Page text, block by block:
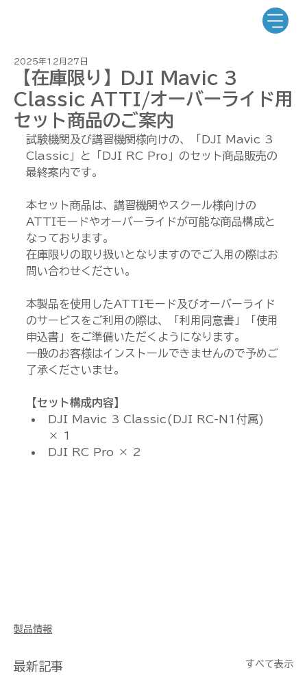
【在庫限り】DJI Mavic 3
Classic ATTI/オーバーライド用
セット商品のご案内
2025年12月27日
試験機関及び講習機関様向けの、「DJI Mavic 3
Classic」と「DJI RC Pro」のセット商品販売の
最終案内です。
本セット商品は、講習機関やスクール様向けの
ATTIモードやオーバーライドが可能な商品構成と
なっております。
在庫限りの取り扱いとなりますのでご入用の際はお
問い合わせください。
本製品を使用したATTIモード及びオーバーライド
のサービスをご利用の際は、「利用同意書」「使用
申込書」をご準備いただくようになります。
一般のお客様はインストールできませんので予めご
了承くださいませ。
【セット構成内容】
DJI Mavic 3 Classic(DJI RC-N1付属)
× 1
DJI RC Pro × 2
製品情報
最新記事 すべて表示